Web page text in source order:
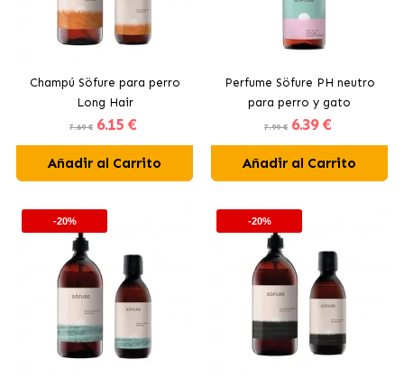
Champú Söfure para perro
Long Hair
7.69 € 6.15 €
Añadir al Carrito
Perfume Söfure PH neutro
para perro y gato
7.99 € 6.39 €
Añadir al Carrito
-20% -20%